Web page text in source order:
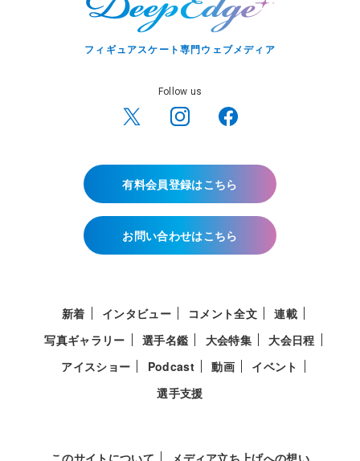
フィギュアスケート専門ウェブメディア
Follow us
有料会員登録はこちら
お問い合わせはこちら
新着 インタビュー コメント全文
連載
写真ギャラリー
選手名鑑 大会特集
大会日程
アイスショー
Podcast 動画
イベント
選手支援
このサイトについて メディア立ち上げへの想い